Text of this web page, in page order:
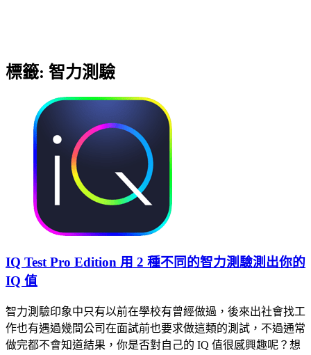
標籤: 智力測驗
IQ Test Pro Edition 用 2 種不同的智力測驗測出你的
IQ 值
智力測驗印象中只有以前在學校有曾經做過，後來出社會找工
作也有遇過幾間公司在面試前也要求做這類的測試，不過通常
做完都不會知道結果，你是否對自己的 IQ 值很感興趣呢？想